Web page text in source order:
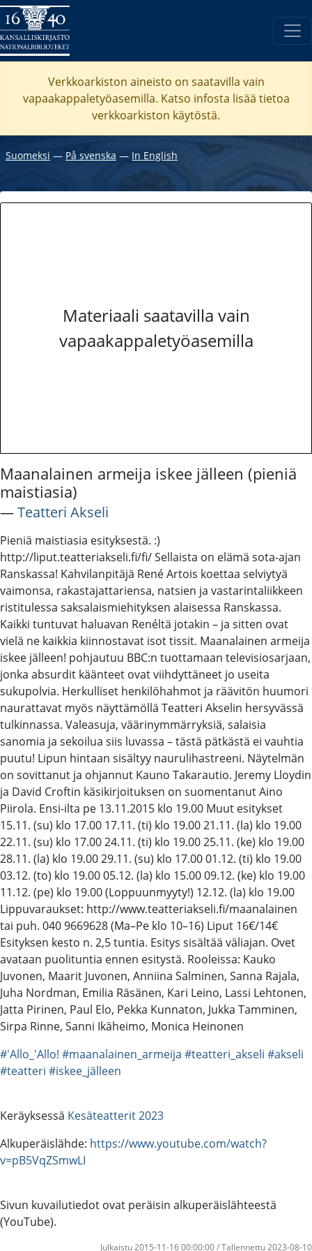
Verkkoarkiston aineisto on saatavilla vain
vapaakappaletyöasemilla. Katso infosta lisää tietoa
verkkoarkiston käytöstä.
Suomeksi ― På svenska ― In English
Materiaali saatavilla vain
vapaakappaletyöasemilla
Maanalainen armeija iskee jälleen (pieniä
maistiasia)
―Teatteri Akseli
Pieniä maistiasia esityksestä. :)
http://liput.teatteriakseli.fi/fi/ Sellaista on elämä sota-ajan
Ranskassa! Kahvilanpitäjä René Artois koettaa selviytyä
vaimonsa, rakastajattariensa, natsien ja vastarintaliikkeen
ristitulessa saksalaismiehityksen alaisessa Ranskassa.
Kaikki tuntuvat haluavan Renéltä jotakin – ja sitten ovat
vielä ne kaikkia kiinnostavat isot tissit. Maanalainen armeija
iskee jälleen! pohjautuu BBC:n tuottamaan televisiosarjaan,
jonka absurdit käänteet ovat viihdyttäneet jo useita
sukupolvia. Herkulliset henkilöhahmot ja räävitön huumori
naurattavat myös näyttämöllä Teatteri Akselin hersyvässä
tulkinnassa. Valeasuja, väärinymmärryksiä, salaisia
sanomia ja sekoilua siis luvassa – tästä pätkästä ei vauhtia
puutu! Lipun hintaan sisältyy naurulihastreeni. Näytelmän
on sovittanut ja ohjannut Kauno Takarautio. Jeremy Lloydin
ja David Croftin käsikirjoituksen on suomentanut Aino
Piirola. Ensi-ilta pe 13.11.2015 klo 19.00 Muut esitykset
15.11. (su) klo 17.00 17.11. (ti) klo 19.00 21.11. (la) klo 19.00
22.11. (su) klo 17.00 24.11. (ti) klo 19.00 25.11. (ke) klo 19.00
28.11. (la) klo 19.00 29.11. (su) klo 17.00 01.12. (ti) klo 19.00
03.12. (to) klo 19.00 05.12. (la) klo 15.00 09.12. (ke) klo 19.00
11.12. (pe) klo 19.00 (Loppuunmyyty!) 12.12. (la) klo 19.00
Lippuvaraukset: http://www.teatteriakseli.fi/maanalainen
tai puh. 040 9669628 (Ma–Pe klo 10–16) Liput 16€/14€
Esityksen kesto n. 2,5 tuntia. Esitys sisältää väliajan. Ovet
avataan puolituntia ennen esitystä. Rooleissa: Kauko
Juvonen, Maarit Juvonen, Anniina Salminen, Sanna Rajala,
Juha Nordman, Emilia Räsänen, Kari Leino, Lassi Lehtonen,
Jatta Pirinen, Paul Elo, Pekka Kunnaton, Jukka Tamminen,
Sirpa Rinne, Sanni Ikäheimo, Monica Heinonen
#'Allo_'Allo! #maanalainen_armeija #teatteri_akseli #akseli
#teatteri #iskee_jälleen
Keräyksessä Kesäteatterit 2023
Alkuperäislähde: https://www.youtube.com/watch?
v=pB5VqZSmwLI
Sivun kuvailutiedot ovat peräisin alkuperäislähteestä
(YouTube).
Julkaistu 2015-11-16 00:00:00 / Tallennettu 2023-08-10